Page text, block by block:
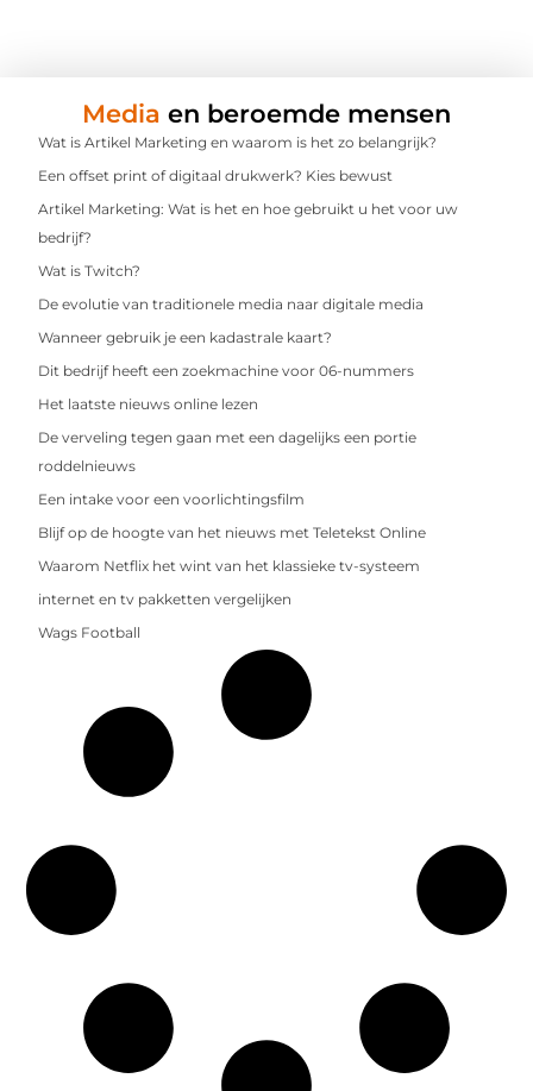
Media en beroemde mensen
Wat is Artikel Marketing en waarom is het zo belangrijk?
Een offset print of digitaal drukwerk? Kies bewust
Artikel Marketing: Wat is het en hoe gebruikt u het voor uw
bedrijf?
Wat is Twitch?
De evolutie van traditionele media naar digitale media
Wanneer gebruik je een kadastrale kaart?
Dit bedrijf heeft een zoekmachine voor 06-nummers
Het laatste nieuws online lezen
De verveling tegen gaan met een dagelijks een portie
roddelnieuws
Een intake voor een voorlichtingsfilm
Blijf op de hoogte van het nieuws met Teletekst Online
Waarom Netflix het wint van het klassieke tv-systeem
internet en tv pakketten vergelijken
Wags Football